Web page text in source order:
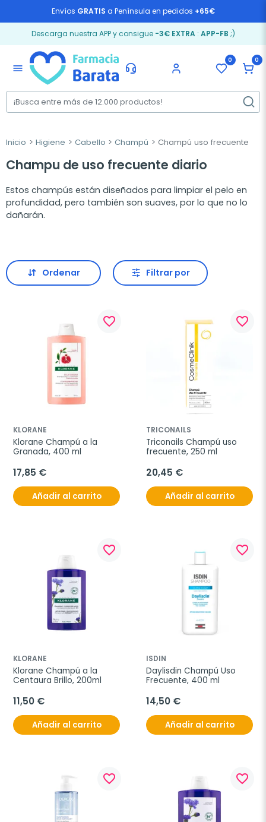
Envíos GRATIS a Península en pedidos +65€
Descarga nuestra APP y consigue -3€ EXTRA: APP-FB ;)
menu
0 0
Inicio Higiene Cabello Champú Champú uso frecuente
Champu de uso frecuente diario
Estos champús están diseñados para limpiar el pelo en
profundidad, pero también son suaves, por lo que no lo
dañarán.
Ordenar Filtrar por
favorite_border
KLORANE
Klorane Champú a la
Granada, 400 ml
17,85 €
Añadir al carrito
favorite_border
TRICONAILS
Triconails Champú uso
frecuente, 250 ml
20,45 €
Añadir al carrito
favorite_border
KLORANE
Klorane Champú a la
Centaura Brillo, 200ml
11,50 €
Añadir al carrito
favorite_border
ISDIN
Daylisdin Champú Uso
Frecuente, 400 ml
14,50 €
Añadir al carrito
favorite_border favorite_border